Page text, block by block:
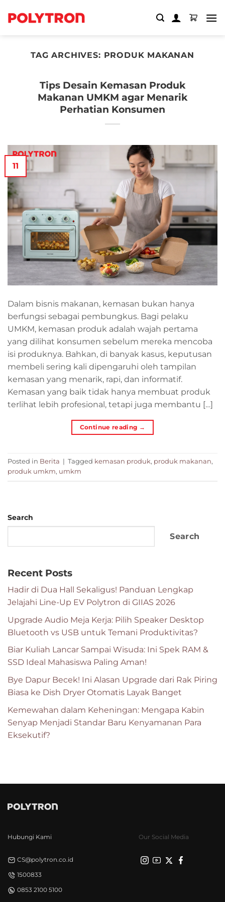
TAG ARCHIVES: PRODUK MAKANAN
Tips Desain Kemasan Produk
Makanan UMKM agar Menarik
Perhatian Konsumen
11
Dalam bisnis makanan, kemasan bukan hanya
berfungsi sebagai pembungkus. Bagi pelaku
UMKM, kemasan produk adalah wajah pertama
yang dilihat konsumen sebelum mereka mencoba
isi produknya. Bahkan, di banyak kasus, keputusan
membeli sering kali dipengaruhi oleh tampilan
kemasan yang menarik, rapi, dan informatif.
Kemasan yang baik tidak hanya membuat produk
terlihat lebih profesional, tetapi juga membantu […]
Continue reading →
Posted in Berita | Tagged kemasan produk, produk makanan,
produk umkm, umkm
Search
Search
Recent Posts
Hadir di Dua Hall Sekaligus! Panduan Lengkap
Jelajahi Line-Up EV Polytron di GIIAS 2026
Upgrade Audio Meja Kerja: Pilih Speaker Desktop
Bluetooth vs USB untuk Temani Produktivitas?
Biar Kuliah Lancar Sampai Wisuda: Ini Spek RAM &
SSD Ideal Mahasiswa Paling Aman!
Bye Dapur Becek! Ini Alasan Upgrade dari Rak Piring
Biasa ke Dish Dryer Otomatis Layak Banget
Kemewahan dalam Keheningan: Mengapa Kabin
Senyap Menjadi Standar Baru Kenyamanan Para
Eksekutif?
Hubungi Kami
CS@polytron.co.id
1500833
0853 2100 5100
Our Social Media